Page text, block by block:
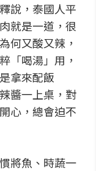
說，泰國人平
就是一道，很
何又酸又辣，
「喝湯」用，
拿來配飯
醬一上桌，對
心，總會迫不
將魚、時蔬一